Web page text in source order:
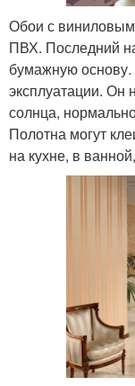
Обои с
ПВХ. Последний
бумажную основу.
эксплуатации. Он
солнца,
Полотна могут
на кухне, в